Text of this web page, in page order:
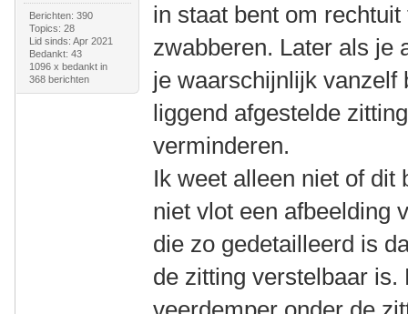
Berichten: 390
Topics: 28
Lid sinds: Apr 2021
Bedankt: 43
1096 x bedankt in
368 berichten
in staat bent om
zwabberen. Later als je
je waarschijnlijk vanzelf
liggend afgestelde
verminderen.
Ik weet alleen niet of dit
niet vlot een afbeelding
die zo gedetailleerd is
de zitting verstelbaar